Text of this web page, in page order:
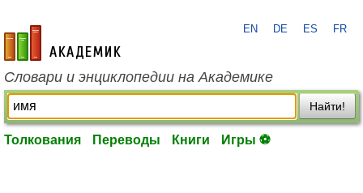
academic.ru
EN DE ES FR
Словари и энциклопедии на Академике
Найти!
Толкования Переводы Книги Игры ⚽